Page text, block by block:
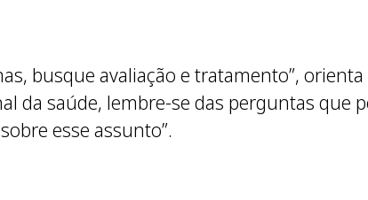
busque avaliação e tratamento”,
da saúde, lembre-se das perguntas que
esse assunto”.